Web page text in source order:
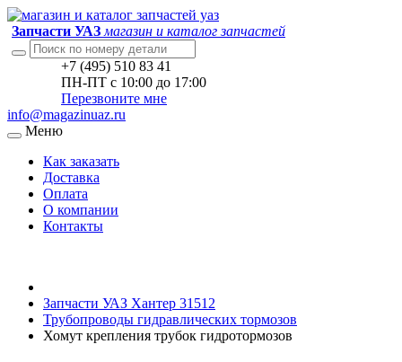
Запчасти УАЗ магазин и каталог запчастей
+7 (495) 510 83 41
ПН-ПТ с 10:00 до 17:00
Перезвоните мне
info@magazinuaz.ru
Меню
Как заказать
Доставка
Оплата
О компании
Контакты
Запчасти УАЗ Хантер 31512
Трубопроводы гидравлических тормозов
Хомут крепления трубок гидротормозов